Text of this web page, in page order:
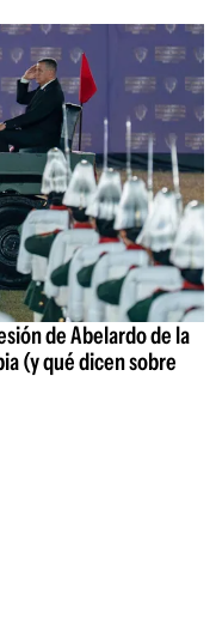
de Abelardo de la
(y qué dicen sobre